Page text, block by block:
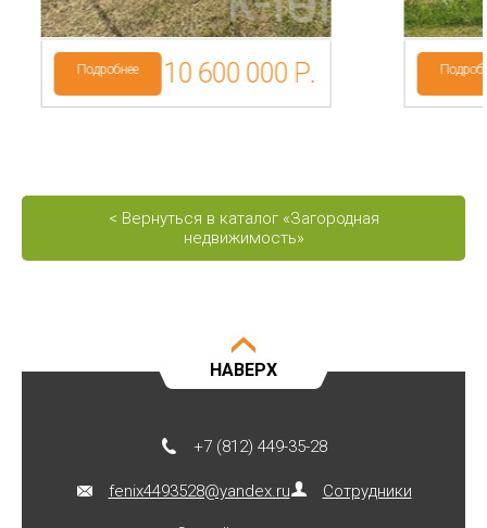
Подробнее 10 600 000 Р.
< Вернуться в каталог «Загородная
недвижимость»
НАВЕРХ
+7 (812) 449-35-28
fenix4493528@yandex.ru Сотрудники